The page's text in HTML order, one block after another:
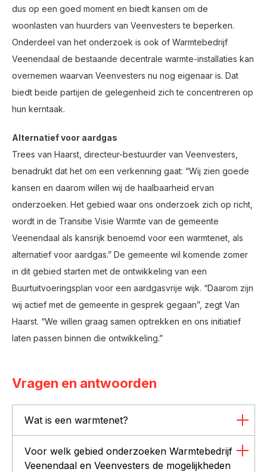
dus op een goed moment en biedt kansen om de
woonlasten van huurders van Veenvesters te beperken.
Onderdeel van het onderzoek is ook of Warmtebedrijf
Veenendaal de bestaande decentrale warmte-installaties kan
overnemen waarvan Veenvesters nu nog eigenaar is. Dat
biedt beide partijen de gelegenheid zich te concentreren op
hun kerntaak.
Alternatief voor aardgas
Trees van Haarst, directeur-bestuurder van Veenvesters,
benadrukt dat het om een verkenning gaat: “Wij zien goede
kansen en daarom willen wij de haalbaarheid ervan
onderzoeken. Het gebied waar ons onderzoek zich op richt,
wordt in de Transitie Visie Warmte van de gemeente
Veenendaal als kansrijk benoemd voor een warmtenet, als
alternatief voor aardgas.” De gemeente wil komende zomer
in dit gebied starten met de ontwikkeling van een
Buurtuitvoeringsplan voor een aardgasvrije wijk. “Daarom zijn
wij actief met de gemeente in gesprek gegaan”, zegt Van
Haarst. “We willen graag samen optrekken en ons initiatief
laten passen binnen die ontwikkeling.”
Vragen en antwoorden
Wat is een warmtenet?
Voor welk gebied onderzoeken Warmtebedrijf
Veenendaal en Veenvesters de mogelijkheden